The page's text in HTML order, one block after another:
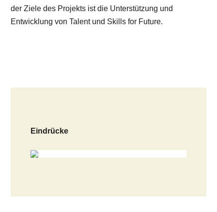
der Ziele des Projekts ist die Unterstützung und
Entwicklung von Talent und Skills for Future.
Eindrücke